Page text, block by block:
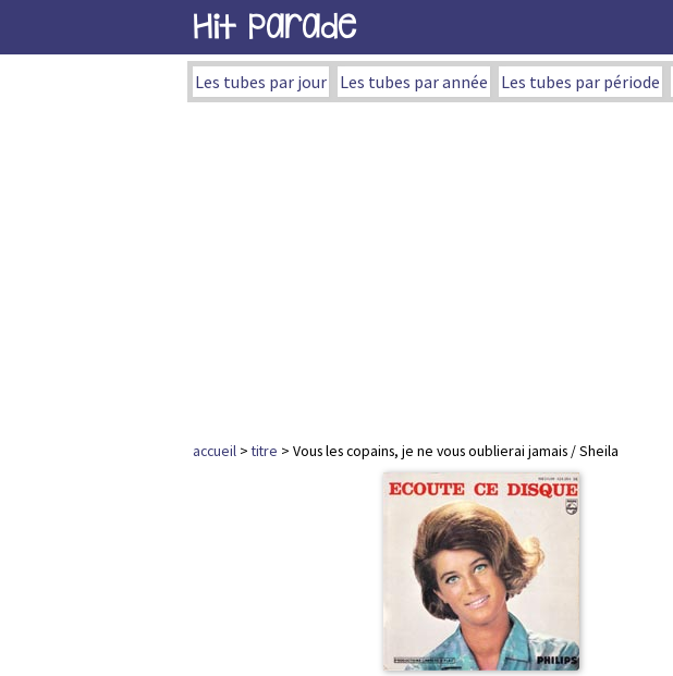
Hit Parade
Les tubes par jour Les tubes par année Les tubes par période
accueil >titre > Vous les copains, je ne vous oublierai jamais / Sheila